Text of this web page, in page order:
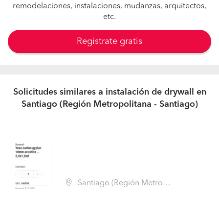
remodelaciones, instalaciones, mudanzas, arquitectos,
etc.
Registrate gratis
Solicitudes similares a instalación de drywall en
Santiago (Región Metropolitana - Santiago)
Santiago (Región Metropolitana - Santiago)